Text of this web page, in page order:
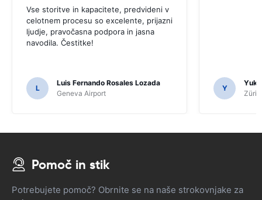
Vse storitve in kapacitete, predvideni v
celotnem procesu so excelente, prijazni
ljudje, pravočasna podpora in jasna
navodila. Čestitke!
L
Luis Fernando Rosales Lozada
Geneva Airport
Y
Yuk
Pomoč in stik
Potrebujete pomoč? Obrnite se na naše strokovnjake za